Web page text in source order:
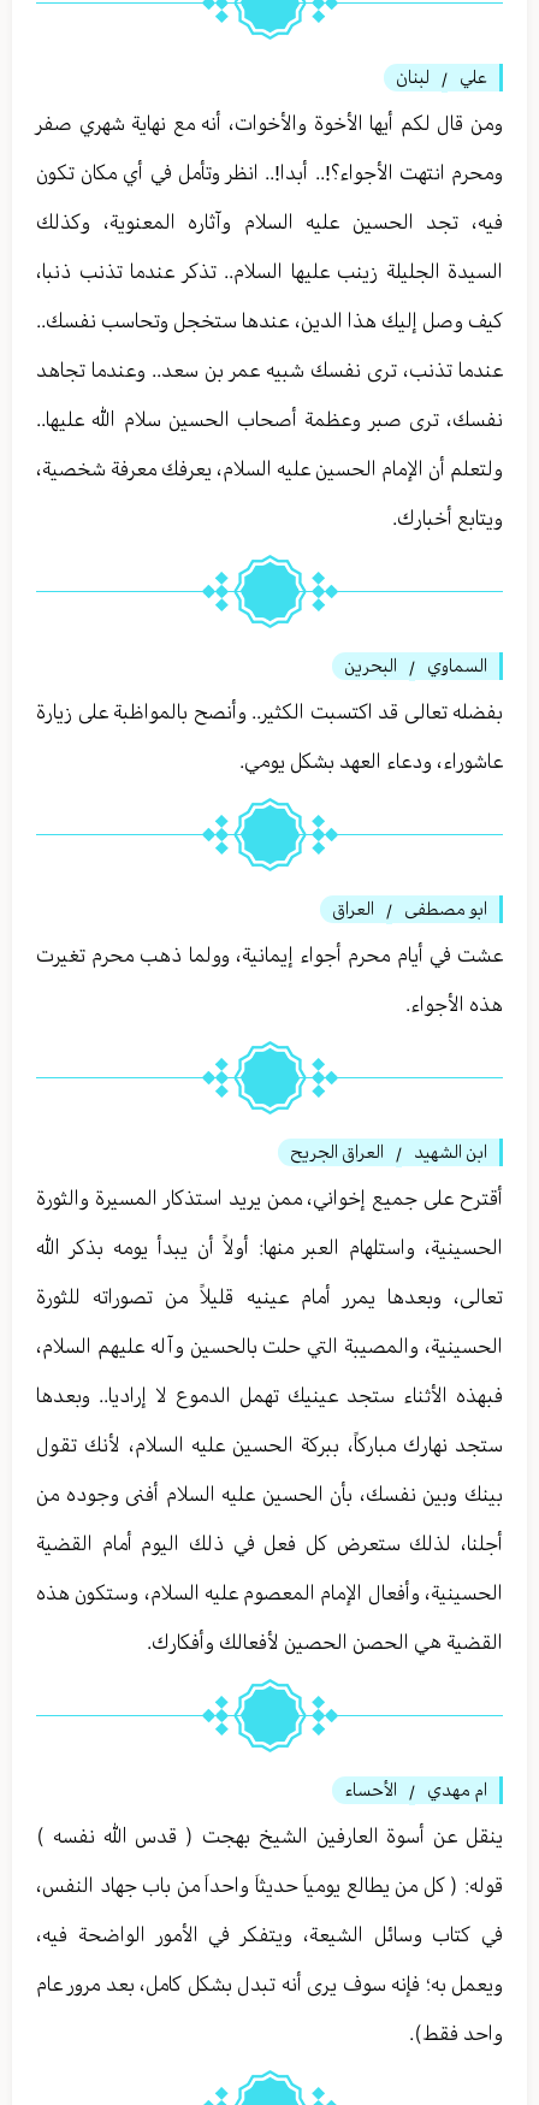
علي / لبنان
ومن قال لكم أيها الأخوة والأخوات، أنه مع نهاية شهري صفر
ومحرم انتهت الأجواء؟!.. أبدا!.. انظر وتأمل في أي مكان تكون
فيه، تجد الحسين عليه السلام وآثاره المعنوية، وكذلك
السيدة الجليلة زينب عليها السلام.. تذكر عندما تذنب ذنبا،
كيف وصل إليك هذا الدين، عندها ستخجل وتحاسب نفسك..
عندما تذنب، ترى نفسك شبيه عمر بن سعد.. وعندما تجاهد
نفسك، ترى صبر وعظمة أصحاب الحسين سلام الله عليها..
ولتعلم أن الإمام الحسين عليه السلام، يعرفك معرفة شخصية،
ويتابع أخبارك.
السماوي / البحرين
بفضله تعالى قد اكتسبت الكثير.. وأنصح بالمواظبة على زيارة
عاشوراء، ودعاء العهد بشكل يومي.
ابو مصطفى / العراق
عشت في أيام محرم أجواء إيمانية، وولما ذهب محرم تغيرت
هذه الأجواء.
ابن الشهيد / العراق الجريح
أقترح على جميع إخواني، ممن يريد استذكار المسيرة والثورة
الحسينية، واستلهام العبر منها: أولاً أن يبدأ يومه بذكر الله
تعالى، وبعدها يمرر أمام عينيه قليلاً من تصوراته للثورة
الحسينية، والمصيبة التي حلت بالحسين وآله عليهم السلام،
فبهذه الأثناء ستجد عينيك تهمل الدموع لا إراديا.. وبعدها
ستجد نهارك مباركاً، ببركة الحسين عليه السلام، لأنك تقول
بينك وبين نفسك، بأن الحسين عليه السلام أفنى وجوده من
أجلنا، لذلك ستعرض كل فعل في ذلك اليوم أمام القضية
الحسينية، وأفعال الإمام المعصوم عليه السلام، وستكون هذه
القضية هي الحصن الحصين لأفعالك وأفكارك.
ام مهدي / الأحساء
ينقل عن أسوة العارفين الشيخ بهجت ( قدس الله نفسه )
قوله: ( كل من يطالع يومياَ حديثاَ واحداَ من باب جهاد النفس،
في كتاب وسائل الشيعة، ويتفكر في الأمور الواضحة فيه،
ويعمل به؛ فإنه سوف يرى أنه تبدل بشكل كامل، بعد مرور عام
واحد فقط).